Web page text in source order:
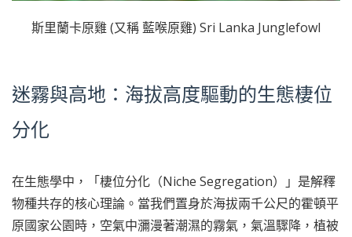
斯里蘭卡原雞 (又稱 藍喉原雞) Sri Lanka Junglefowl
迷霧與高地：海拔高度驅動的生態棲位
分化
在生態學中，「棲位分化（Niche Segregation）」是解釋
物種共存的核心理論。當我們置身於海拔兩千公尺的霍頓平
原國家公園時，空氣中瀰漫著潮濕的霧氣，氣溫驟降，植被